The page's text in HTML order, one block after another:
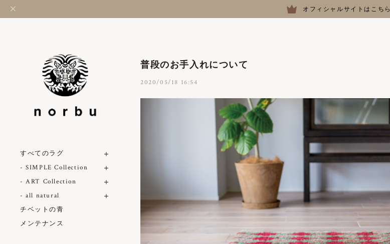
オフィシャルサイトはこちら
すべてのラグ
- SIMPLE Collection
- ART Collection
- all natural
チベットの青
メンテナンス
普段のお手入れについて
2020/05/18 16:54